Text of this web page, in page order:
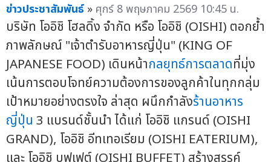
ข่าวประชาสัมพันธ์ » ศุกร์ 8 พฤษภาคม 2569 10:45 น.
บริษัท โออิชิ โฮลดิ้ง จำกัด หรือ โออิชิ (OISHI) ตอกย้ำ
ภาพลักษณ์ "เจ้าตำรับอาหารญี่ปุ่น" (KING OF
JAPANESE FOOD) เดินหน้ากลยุทธ์การตลาดที่มุ่ง
เน้นการตอบโจทย์ความต้องการของลูกค้าในทุกกลุ่ม
เป้าหมายอย่างตรงใจ ล่าสุด ผนึกกำลังร้านอาหาร
ญี่ปุ่น 3 แบรนด์ชั้นนำ ได้แก่ โออิชิ แกรนด์ (OISHI
GRAND), โออิชิ อีทเทอเรียม (OISHI EATERIUM),
และ โออิชิ บุฟเฟต์ (OISHI BUFFET) สร้างสรรค์